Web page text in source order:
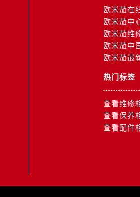
3楼欧米茄售后服务中心（需提前预
售后服务中心（需提前预约）
）
约）
）
）
欧米茄在
欧米茄中
欧米茄维
欧米茄中
欧米茄最
热门标签
查看维修
查看保养
查看配件